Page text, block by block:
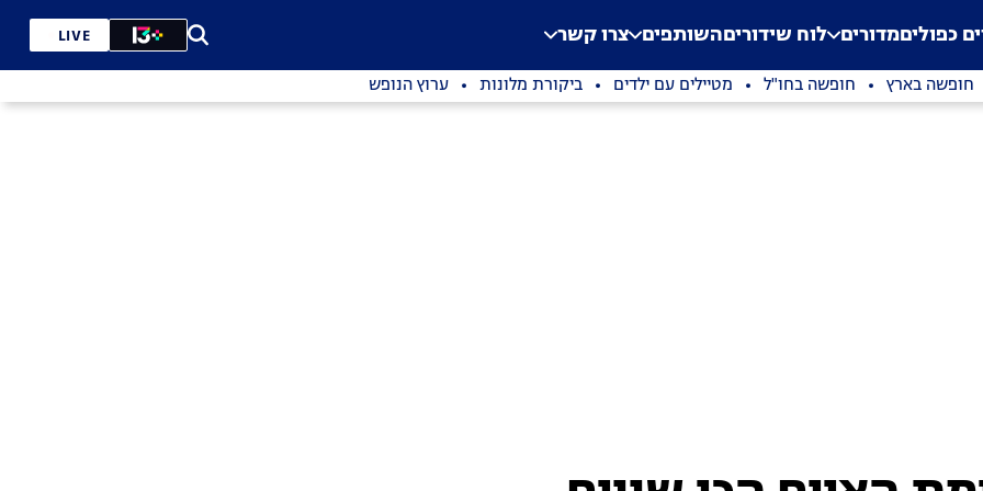
Application error: a
. כפוליםמדורים לוח שידוריםהשותפים צרו קשר LIVE
חופשה בארץ חופשה בחו"ל מטיילים עם ילדים ביקורת מלונות ערוץ הנופש